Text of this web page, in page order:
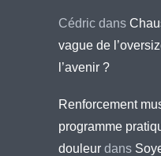
Cédric dans
vague de
l’avenir ?
Renforcement
programme
douleur dans